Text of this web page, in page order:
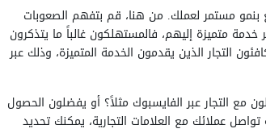
بنمو مستمر لعملك. من هنا، قم بتفهم الصعوبات
متميزة إليهم، فالمستهلكون غالباً ما يتذكرون
التجار الذين يقدمون الخدمة المتميزة، وذلك عبر
مع التجار عبر الفايسبوك مثلاً؟ أو يفضلون الحصول
عملائك مع العلامات التجارية، يمكنك تحديد